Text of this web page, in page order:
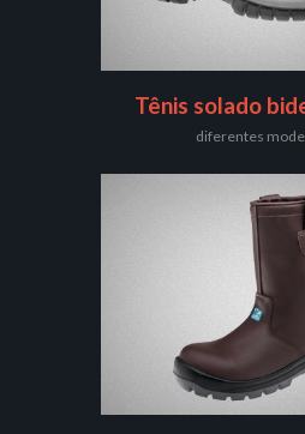
Tênis solado
diferentes